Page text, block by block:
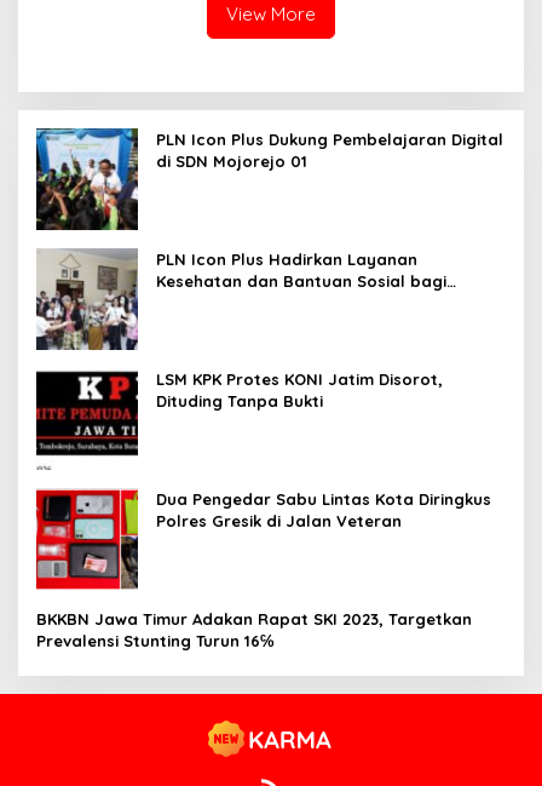
View More
PLN Icon Plus Dukung Pembelajaran Digital
di SDN Mojorejo 01
PLN Icon Plus Hadirkan Layanan
Kesehatan dan Bantuan Sosial bagi
LSM KPK Protes KONI Jatim Disorot,
Dituding Tanpa Bukti
Dua Pengedar Sabu Lintas Kota Diringkus
Polres Gresik di Jalan Veteran
BKKBN Jawa Timur Adakan Rapat SKI 2023, Targetkan
Prevalensi Stunting Turun 16℅